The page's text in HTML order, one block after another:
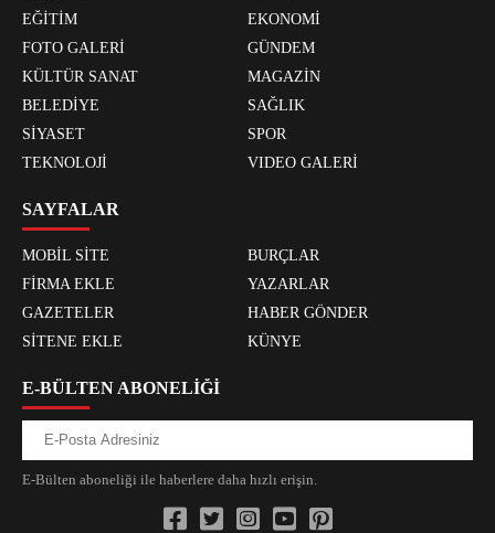
EĞİTİM
EKONOMİ
FOTO GALERİ
GÜNDEM
KÜLTÜR SANAT
MAGAZİN
BELEDİYE
SAĞLIK
SİYASET
SPOR
TEKNOLOJİ
VIDEO GALERİ
SAYFALAR
MOBİL SİTE
BURÇLAR
FİRMA EKLE
YAZARLAR
GAZETELER
HABER GÖNDER
SİTENE EKLE
KÜNYE
E-BÜLTEN ABONELİĞİ
E-Bülten aboneliği ile haberlere daha hızlı erişin.